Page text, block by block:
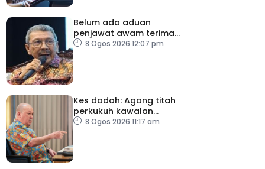
Belum ada aduan
penjawat awam terima
tekanan daripada ahli
8 Ogos 2026 12:07 pm
Kes dadah: Agong titah
perkukuh kawalan
lapangan terbang, pintu
8 Ogos 2026 11:17 am